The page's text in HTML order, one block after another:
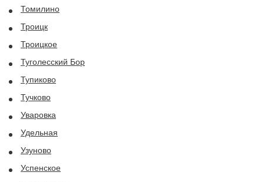
Томилино
Троицк
Троицкое
Туголесский Бор
Тупиково
Тучково
Уваровка
Удельная
Узуново
Успенское